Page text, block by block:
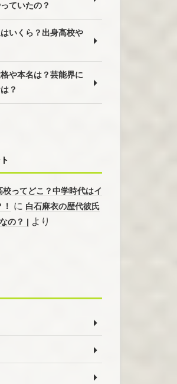
ていたの？
いくら？出身高校や
格や本名は？芸能界に
？
ってどこ？中学時代はイ
に 白石麻衣の歴代彼氏
の？ | より